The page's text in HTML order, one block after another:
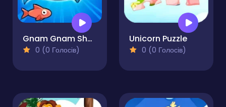
Gnam Gnam Shark
0 (0 Голосів)
Unicorn Puzzle
0 (0 Голосів)